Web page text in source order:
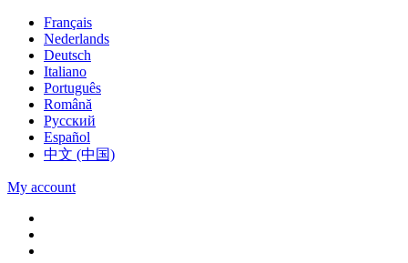
Français
Nederlands
Deutsch
Italiano
Português
Română
Русский
Español
中文 (中国)
My account